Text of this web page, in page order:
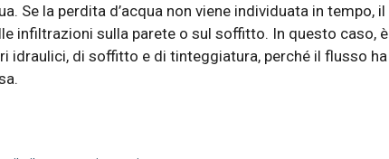
Se la perdita d’acqua non viene individuata in tempo, il
infiltrazioni sulla parete o sul soffitto. In questo caso, è
idraulici, di soffitto e di tinteggiatura, perché il flusso ha